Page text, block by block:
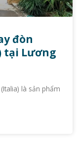
đòn
tại Lương
là sản phẩm